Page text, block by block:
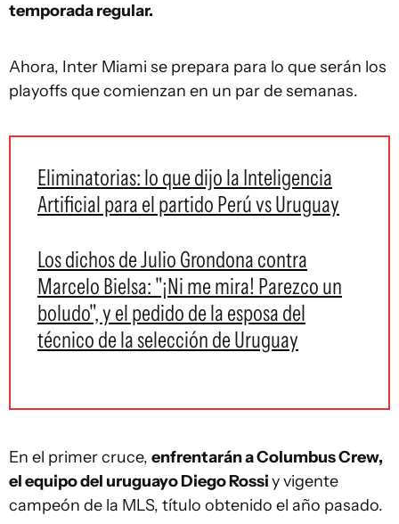
temporada regular.
Ahora, Inter Miami se prepara para lo que serán los
playoffs que comienzan en un par de semanas.
Eliminatorias: lo que dijo la Inteligencia
Artificial para el partido Perú vs Uruguay
Los dichos de Julio Grondona contra
Marcelo Bielsa: "¡Ni me mira! Parezco un
boludo", y el pedido de la esposa del
técnico de la selección de Uruguay
En el primer cruce, enfrentarán a Columbus Crew,
el equipo del uruguayo Diego Rossiy vigente
campeón de la MLS, título obtenido el año pasado.